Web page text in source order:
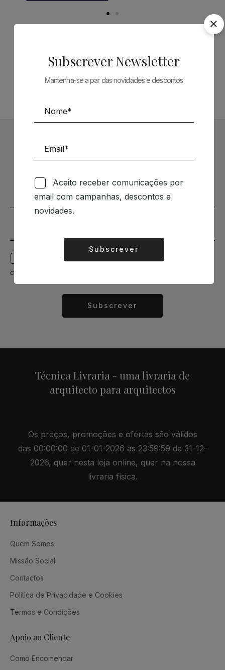
Subscrever Newsletter
Aceito receber comunicações por email com
campanhas, descontos e novidades.
Subscrever
Técnica Livraria - uma livraria de
arquitecto para arquitectos
Os preços, promoções e ofertas são válidos
das 00:00:00 de 01-01-2026 às 23:59:59 de 31-12-
2026, quer nesta loja online, quer na nossa
livraria física.
Informações
Quem Somos
Missão Social
Contactos
Política de Privacidade e Cookies
Termos e Condições
Apoio ao Cliente
Como Encomendar
Subscrever Newsletter
Mantenha-se a par das novidades e descontos
Aceito receber comunicações por
email com campanhas, descontos e
novidades.
Subscrever